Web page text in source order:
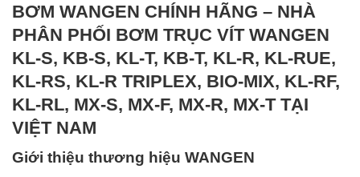
BƠM WANGEN CHÍNH HÃNG – NHÀ
PHÂN PHỐI BƠM TRỤC VÍT WANGEN
KL-S, KB-S, KL-T, KB-T, KL-R, KL-RUE,
KL-RS, KL-R TRIPLEX, BIO-MIX, KL-RF,
KL-RL, MX-S, MX-F, MX-R, MX-T TẠI
VIỆT NAM
Giới thiệu thương hiệu WANGEN